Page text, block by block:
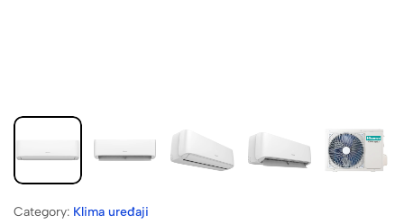
Category: Klima uređaji